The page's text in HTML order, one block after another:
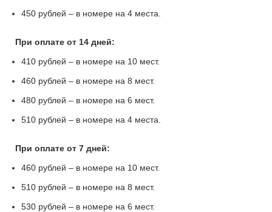
450 рублей – в номере на 4 места.
При оплате от 14 дней:
410 рублей – в номере на 10 мест.
460 рублей – в номере на 8 мест.
480 рублей – в номере на 6 мест.
510 рублей – в номере на 4 места.
При оплате от 7 дней:
460 рублей – в номере на 10 мест.
510 рублей – в номере на 8 мест.
530 рублей – в номере на 6 мест.